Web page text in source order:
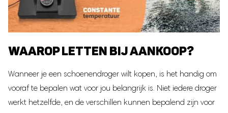
WAAROP LETTEN BIJ AANKOOP?
Wanneer je een schoenendroger wilt kopen, is het handig om
vooraf te bepalen wat voor jou belangrijk is. Niet iedere droger
werkt hetzelfde, en de verschillen kunnen bepalend zijn voor